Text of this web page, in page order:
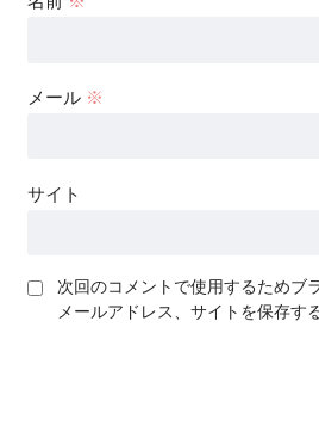
メール ※
サイト
次回のコメントで使用するためブ
メールアドレス、サイトを保存する